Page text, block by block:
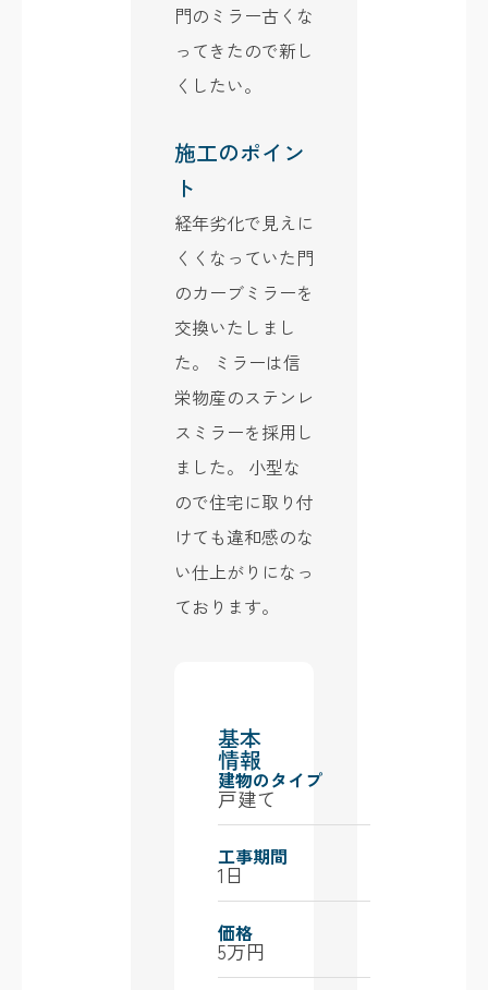
門のミラー古くな
ってきたので新し
くしたい。
施工のポイン
ト
経年劣化で見えに
くくなっていた門
のカーブミラーを
交換いたしまし
た。 ミラーは信
栄物産のステンレ
スミラーを採用し
ました。 小型な
ので住宅に取り付
けても違和感のな
い仕上がりになっ
ております。
基本
情報
建物のタイプ
戸建て
工事期間
1日
価格
5万円